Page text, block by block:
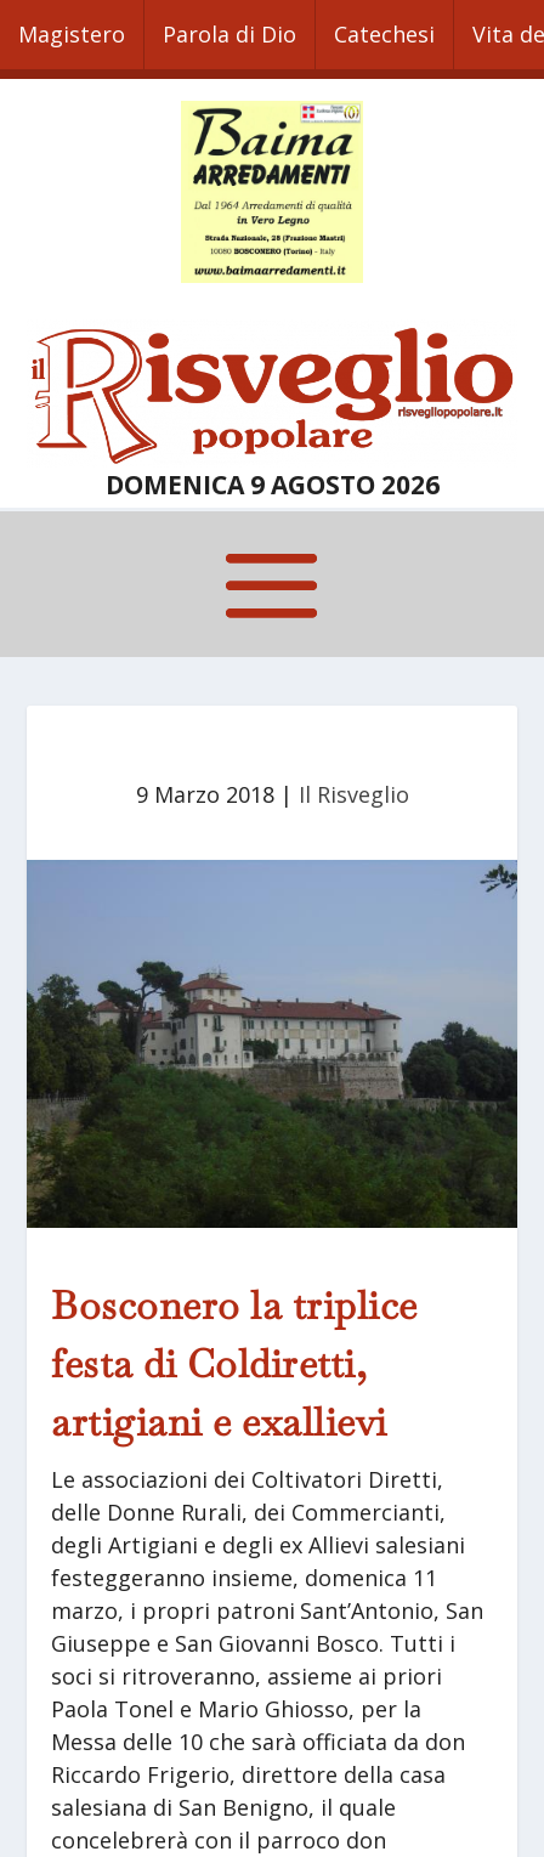
Magistero Parola di Dio Catechesi Vita
DOMENICA 9 AGOSTO 2026
9 Marzo 2018| Il Risveglio
Bosconero la triplice
festa di Coldiretti,
artigiani e exallievi
Le associazioni dei Coltivatori Diretti,
delle Donne Rurali, dei Commercianti,
degli Artigiani e degli ex Allievi salesiani
festeggeranno insieme, domenica 11
marzo, i propri patroni Sant’Antonio, San
Giuseppe e San Giovanni Bosco. Tutti i
soci si ritroveranno, assieme ai priori
Paola Tonel e Mario Ghiosso, per la
Messa delle 10 che sarà officiata da don
Riccardo Frigerio, direttore della casa
salesiana di San Benigno, il quale
concelebrerà con il parroco don